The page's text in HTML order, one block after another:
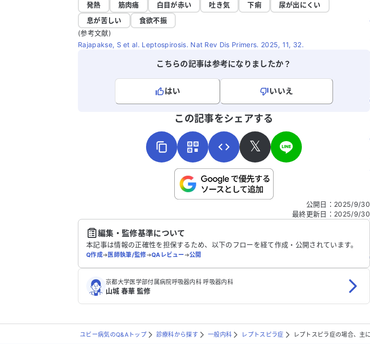
発熱
筋肉痛 白目が赤い 吐き気 下痢
尿が出にくい
息が苦しい
食欲不振
(参考文献)
Rajapakse, S et al. Leptospirosis. Nat Rev Dis Primers. 2025, 11, 32.
こちらの記事は参考になりましたか？
はい
いいえ
こちらは送信専用のフォームです。氏名やご自身の病気の詳細などの個人情報は入れないでくだ
この記事をシェアする
𝕏
公開日 ： 2025/9/30
最終更新日 ： 2025/9/30
編集・監修基準について
本記事は情報の正確性を担保するため、以下のフローを経て作成・公開されています。
Q作成➔医師執筆/監修➔QAレビュー➔公開
京都大学医学部付属病院呼吸器内科 呼吸器内科
山城 春華 監修
ユビー病気のQ&Aトップ 診療科から探す 一般内科 レプトスピラ症 レプトスピラ症の場合、主